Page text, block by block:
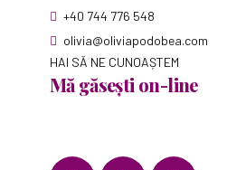
+40 744 776 548
olivia@oliviapodobea.com
HAI SĂ NE CUNOAȘTEM
Mă găsești on-line